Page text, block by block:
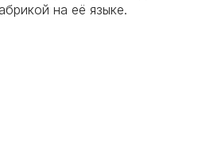
на её языке.